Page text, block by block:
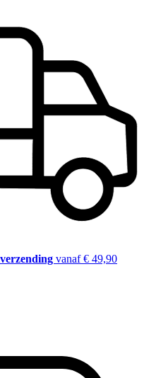
vanaf € 49,90